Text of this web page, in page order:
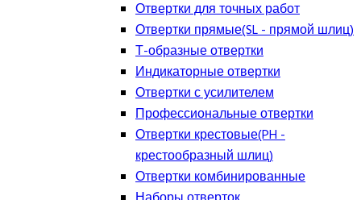
Отвертки для точных работ
Отвертки прямые(SL - прямой шлиц)
Т-образные отвертки
Индикаторные отвертки
Отвертки с усилителем
Профессиональные отвертки
Отвертки крестовые(PH -
крестообразный шлиц)
Отвертки комбинированные